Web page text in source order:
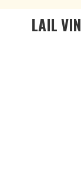
LAIL